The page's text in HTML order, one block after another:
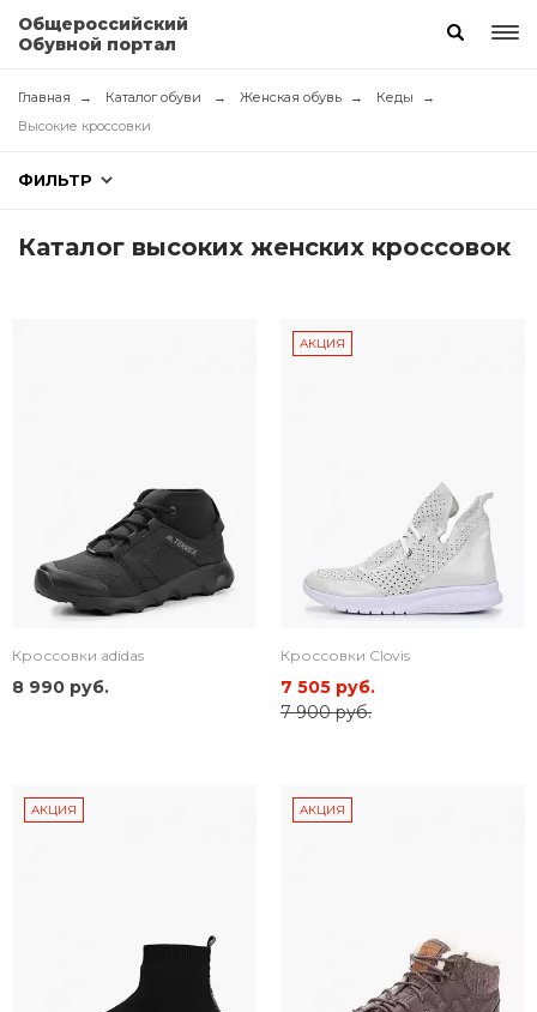
Общероссийский
Обувной портал
Главная Каталог обуви Женская обувь
Кеды
Высокие кроссовки
ФИЛЬТР
Каталог высоких женских кроссовок
Кроссовки adidas
8 990 руб.
АКЦИЯ
Кроссовки Clovis
7 505 руб.
7 900 руб.
АКЦИЯ АКЦИЯ